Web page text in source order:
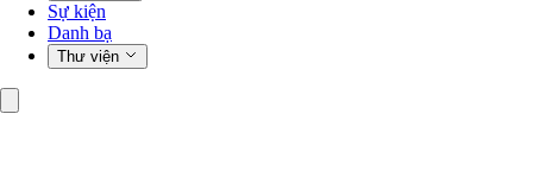
Sự kiện
Danh bạ
Thư viện